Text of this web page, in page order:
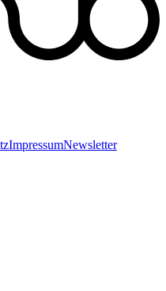
ImpressumNewsletter